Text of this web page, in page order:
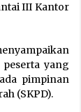
III Kantor
yang
pimpinan
(SKPD).